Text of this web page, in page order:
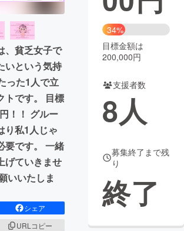
くり・地域活性化
for Social Good
CAMPFIRE Creation
ふるさと納税machi-ya コミュニティ
、貧乏女子で
いという気持
った1人で立
トです。 目標
！！ グルー
り私1人じゃ
要です。 一緒
げていきませ
いいたしま
シェア
URLコピー
34%
目標金額は
200,000円
支援者数
8人
募集終了まで残
り
終了